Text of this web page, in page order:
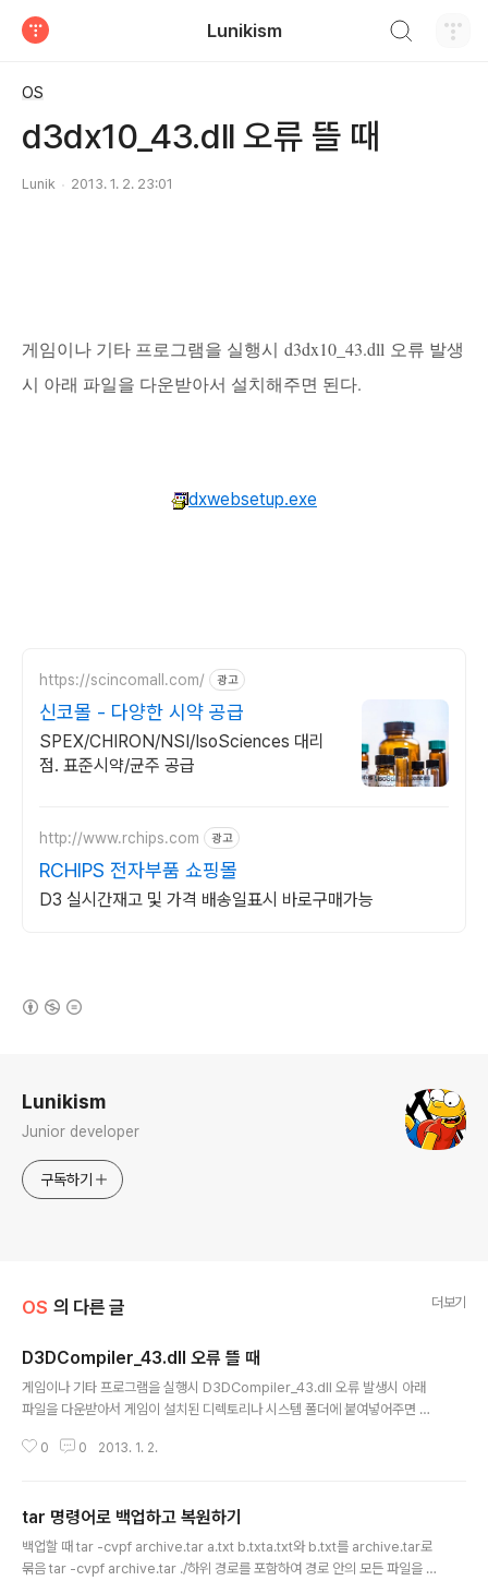
Lunikism
OS
d3dx10_43.dll 오류 뜰 때
Lunik 2013. 1. 2. 23:01
게임이나 기타 프로그램을 실행시 d3dx10_43.dll 오류 발생
시 아래 파일을 다운받아서 설치해주면 된다.
dxwebsetup.exe
https://scincomall.com/ 광고
신코몰 - 다양한 시약 공급
SPEX/CHIRON/NSI/IsoSciences 대리
점. 표준시약/균주 공급
http://www.rchips.com 광고
RCHIPS 전자부품 쇼핑몰
D3 실시간재고 및 가격 배송일표시 바로구매가능
Lunikism
Junior developer
구독하기
OS 의 다른 글 더보기
D3DCompiler_43.dll 오류 뜰 때
게임이나 기타 프로그램을 실행시 D3DCompiler_43.dll 오류 발생시 아래
파일을 다운받아서 게임이 설치된 디렉토리나 시스템 폴더에 붙여넣어주면 된
ndows\SysWOW64
0 0 2013. 1. 2.
tar 명령어로 백업하고 복원하기
백업할 때 tar -cvpf archive.tar a.txt b.txta.txt와 b.txt를 archive.tar로
묶음 tar -cvpf archive.tar ./하위 경로를 포함하여 경로 안의 모든 파일을 ar